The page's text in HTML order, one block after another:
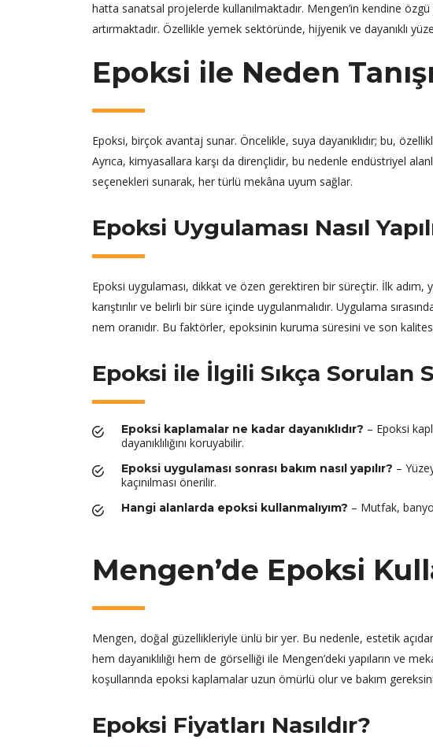
hatta sanatsal projelerde kullanılmaktadır. Mengen’in kendine özgü
artırmaktadır. Özellikle yemek sektöründe, hijyenik ve dayanıklı
Epoksi ile Neden
Epoksi, birçok avantaj sunar. Öncelikle, suya dayanıklıdır; bu,
Ayrıca, kimyasallara karşı da dirençlidir, bu nedenle endüstriyel
seçenekleri sunarak, her türlü mekâna uyum sağlar.
Epoksi Uygulaması Nasıl
Epoksi uygulaması, dikkat ve özen gerektiren bir süreçtir. İlk adım,
karıştırılır ve belirli bir süre içinde uygulanmalıdır. Uygulama
nem oranıdır. Bu faktörler, epoksinin kuruma süresini ve son
Epoksi ile İlgili Sıkça Sorulan
Epoksi kaplamalar ne kadar dayanıklıdır? – Epoksi
dayanıklılığını koruyabilir.
Epoksi uygulaması sonrası bakım nasıl yapılır? –
kaçınılması önerilir.
Hangi alanlarda epoksi kullanmalıyım? – Mutfak,
Mengen’de Epoksi
Mengen, doğal güzellikleriyle ünlü bir yer. Bu nedenle, estetik
hem dayanıklılığı hem de görselliği ile Mengen’deki yapıların ve
koşullarında epoksi kaplamalar uzun ömürlü olur ve bakım
Epoksi Fiyatları Nasıldır?